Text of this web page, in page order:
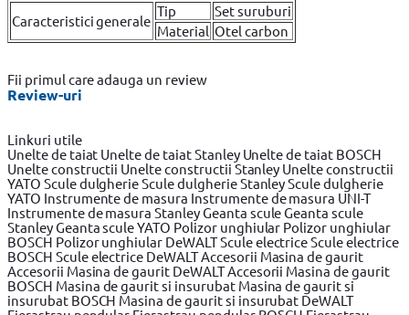
Caracteristici generale
Tip
Set suruburi
Material Otel carbon
Fii primul care adauga un review
Review-uri
Linkuri utile
Unelte de taiat Unelte de taiat Stanley Unelte de taiat BOSCH
Unelte constructii Unelte constructii Stanley Unelte constructii
YATO Scule dulgherieScule dulgherie StanleyScule dulgherie
YATO Instrumente de masura Instrumente de masura UNI-T
Instrumente de masura StanleyGeanta sculeGeanta scule
StanleyGeanta scule YATO Polizor unghiular Polizor unghiular
BOSCH Polizor unghiular DeWALTScule electriceScule electrice
BOSCH Scule electrice DeWALTAccesorii Masina de gaurit
Accesorii Masina de gaurit DeWALTAccesorii Masina de gaurit
BOSCH Masina de gaurit si insurubat Masina de gaurit si
insurubat BOSCH Masina de gaurit si insurubat DeWALT